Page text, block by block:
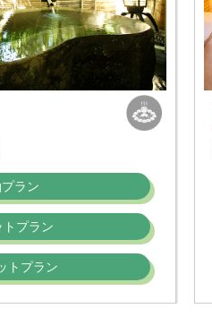
ラン
トプラン
トプラン